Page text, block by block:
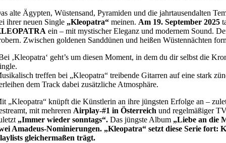
alte Ägypten, Wüstensand, Pyramiden und die jahrtausendalten
ihrer neuen Single „Kleopatra“meinen. Am 19. September 2025
ein – mit mystischer Eleganz und modernem Sound.
Zwischen goldenen Sanddünen und heißen Wüstennächten
‚Kleopatra‘ geht’s um diesen Moment, in dem du dir selbst die
treffen bei „Kleopatra“ treibende Gitarren auf eine stark
dem Track dabei zusätzliche Atmosphäre.
„Kleopatra“ knüpft die Künstlerin an ihre jüngsten Erfolge an –
mit mehreren Airplay-#1 in Österreichund regelmäßiger
„Immer wieder sonntags“.Das jüngste Album „Liebe an die
Amadeus-Nominierungen. „Kleopatra“ setzt diese Serie
gleichermaßen trägt.